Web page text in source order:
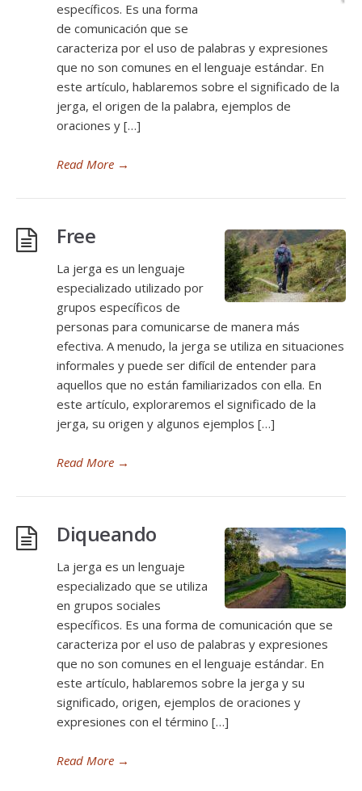
específicos. Es una forma
de comunicación que se
caracteriza por el uso de palabras y expresiones
que no son comunes en el lenguaje estándar. En
este artículo, hablaremos sobre el significado de la
jerga, el origen de la palabra, ejemplos de
oraciones y […]
Read More →
Free
La jerga es un lenguaje
especializado utilizado por
grupos específicos de
personas para comunicarse de manera más
efectiva. A menudo, la jerga se utiliza en situaciones
informales y puede ser difícil de entender para
aquellos que no están familiarizados con ella. En
este artículo, exploraremos el significado de la
jerga, su origen y algunos ejemplos […]
Read More →
Diqueando
La jerga es un lenguaje
especializado que se utiliza
en grupos sociales
específicos. Es una forma de comunicación que se
caracteriza por el uso de palabras y expresiones
que no son comunes en el lenguaje estándar. En
este artículo, hablaremos sobre la jerga y su
significado, origen, ejemplos de oraciones y
expresiones con el término […]
Read More →